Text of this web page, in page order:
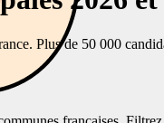
Plus de 50 000